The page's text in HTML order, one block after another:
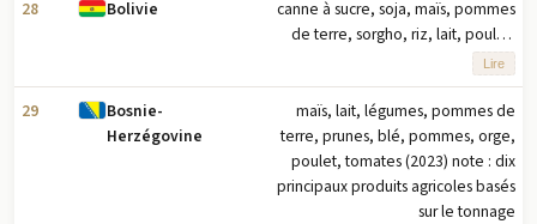
agricoles basés sur le tonnage
28 Bolivie
canne à sucre, soja, maïs, pommes
de terre, sorgho, riz, lait, poulet,
plantains, bœuf (2023) note : dix
principaux produits agricoles basés
sur le tonnage
Lire
29
Bosnie-
Herzégovine
maïs, lait, légumes, pommes de
terre, prunes, blé, pommes, orge,
poulet, tomates (2023) note : dix
principaux produits agricoles basés
sur le tonnage